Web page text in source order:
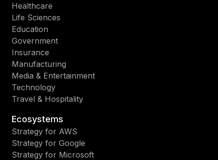
Healthcare
Life Sciences
Education
Government
Insurance
Manufacturing
Media & Entertainment
Technology
Travel & Hospitality
Ecosystems
Strategy for AWS
Strategy for Google
Strategy for Microsoft